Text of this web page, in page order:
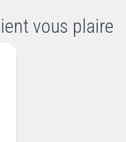
vous plaire